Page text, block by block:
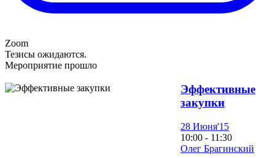
Zoom
Тезисы ожидаются.
Мероприятие прошло
Эффективные
закупки
28 Июня'15
10:00 - 11:30
Олег Брагинский